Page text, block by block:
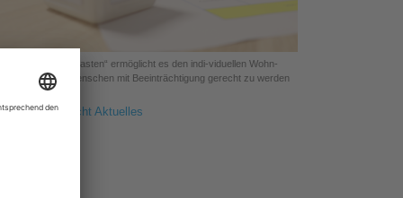
Der „Wohn·bau·kasten“ ermöglicht es den indi-viduellen Wohn-
der Menschen mit Beeinträchtigung gerecht zu werden
zur Übersicht Aktuelles